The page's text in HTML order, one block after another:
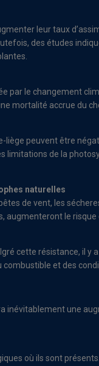
leur taux
des études
par le changement
mortalité accrue du
peuvent être
limitations de la
naturelles
de vent, les
le
cette résistance,
et des
inévitablement une
où ils sont